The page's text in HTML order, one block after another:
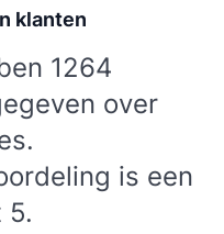
klanten
1264
over
is een
5.